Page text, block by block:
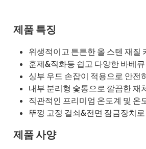
제품 특징
위생적이고 튼튼한 올 스텐 재질
훈제&직화등 쉽고 다양한 바베
싱부 우드 손잡이 적용으로 안전
내부 분리형 숯통으로 깔끔한 재
직관적인 프리미엄 온도계 및 온
뚜껑 고정 걸쇠&전면 잠금장치
제품 사양